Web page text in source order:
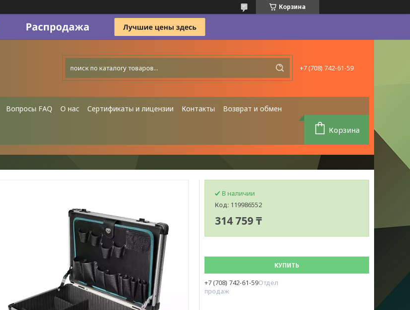
Корзина
+7 (708) 742-61-59
Вопросы FAQ О нас Сертификаты и лицензии Контакты Возврат и обмен
Корзина
В наличии
Код: 119986552
314 759 ₸
КУПИТЬ
+7 (708) 742-61-59Отдел
продаж